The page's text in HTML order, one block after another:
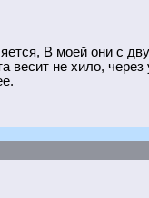
В моей они с
весит не хило,